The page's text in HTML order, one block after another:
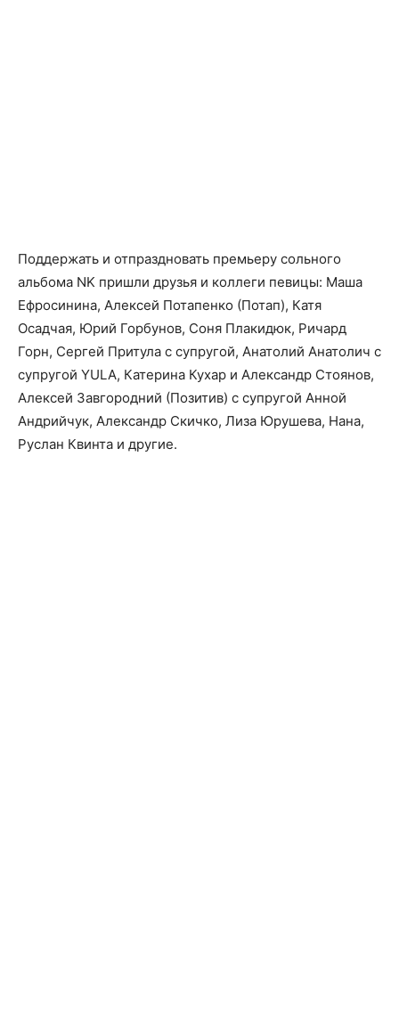
Поддержать и отпраздновать премьеру сольного
альбома NK пришли друзья и коллеги певицы: Маша
Ефросинина, Алексей Потапенко (Потап), Катя
Осадчая, Юрий Горбунов, Соня Плакидюк, Ричард
Горн, Сергей Притула с супругой, Анатолий Анатолич с
супругой YULA, Катерина Кухар и Александр Стоянов,
Алексей Завгородний (Позитив) с супругой Анной
Андрийчук, Александр Скичко, Лиза Юрушева, Нана,
Руслан Квинта и другие.